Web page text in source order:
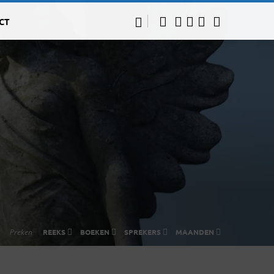
Preken REEKS BOEKEN SPREKERS MAANDEN